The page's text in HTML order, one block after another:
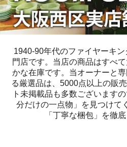
1940-90年代のファイヤーキ
門店です。当店の商品はすべ
かな在庫です。当オーナーと
る厳選品は、5000点以上の販
ト未掲載品も多数ございます
分だけの一点物」を見つけて
「丁寧な梱包」を徹